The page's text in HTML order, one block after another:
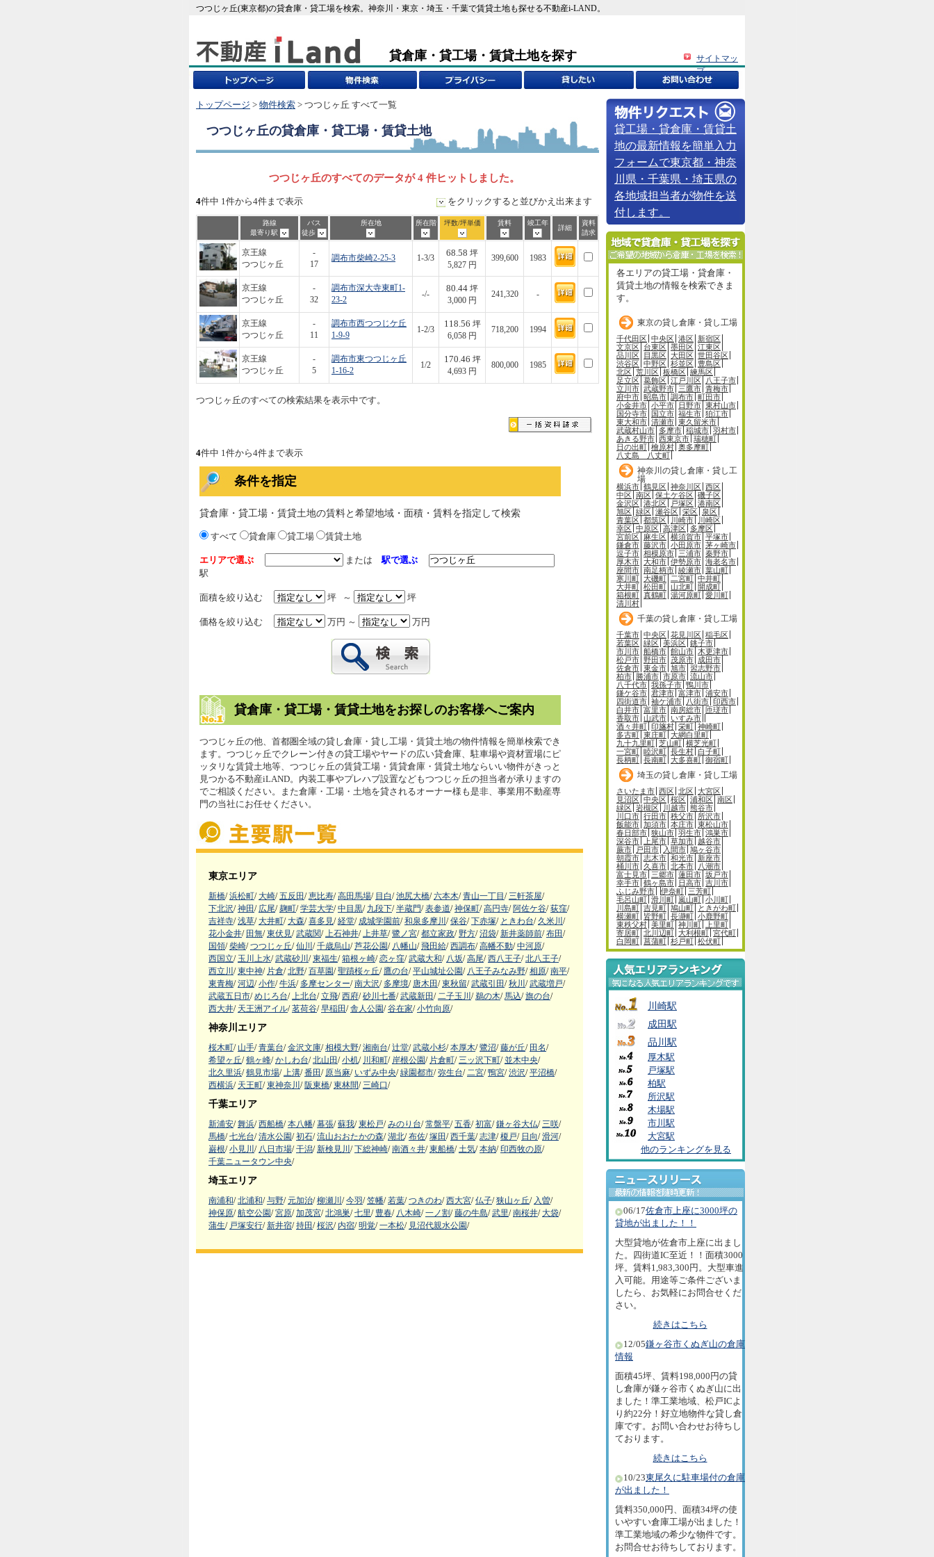
つつじヶ丘(東京都)の貸倉庫・貸工場を検索。神奈川・東京・埼玉・千葉で賃貸土地も探せる不動産i-LAND。
貸倉庫・貸工場・賃貸土地を探す
サイトマッ
プ
貸工場・貸倉庫・賃貸土
地の最新情報を簡単入力
フォームで東京都・神奈
川県・千葉県・埼玉県の
各地域担当者が物件を送
付します。
各エリアの貸工場・貸倉庫・
賃貸土地の情報を検索できま
す。
東京の貸し倉庫・貸し工場
千代田区 中央区 港区 新宿区
文京区 台東区 墨田区 江東区
品川区 目黒区 大田区 世田谷区
渋谷区 中野区 杉並区 豊島区
北区 荒川区 板橋区 練馬区
足立区 葛飾区 江戸川区
八王子市
立川市 武蔵野市 三鷹市 青梅市
府中市 昭島市 調布市 町田市
小金井市 小平市 日野市 東村山市
国分寺市
国立市 福生市 狛江市
東大和市 清瀬市 東久留米市
武蔵村山市 多摩市 稲城市 羽村市
あきる野市 西東京市 瑞穂町
日の出町 檜原村 奥多摩町
八丈島 八丈町
神奈川の貸し倉庫・貸し工
場
横浜市 鶴見区 神奈川区 西区
中区 南区 保土ケ谷区 磯子区
金沢区 港北区 戸塚区 港南区
旭区 緑区 瀬谷区 栄区 泉区
青葉区 都筑区 川崎市
川崎区
幸区 中原区 高津区 多摩区
宮前区 麻生区 横須賀市 平塚市
鎌倉市 藤沢市 小田原市 茅ヶ崎市
逗子市 相模原市 三浦市 秦野市
厚木市 大和市 伊勢原市 海老名市
座間市 南足柄市 綾瀬市 葉山町
寒川町 大磯町 二宮町 中井町
大井町 松田町 山北町 開成町
箱根町 真鶴町 湯河原町 愛川町
清川村
千葉の貸し倉庫・貸し工場
千葉市 中央区 花見川区 稲毛区
若葉区 緑区 美浜区 銚子市
市川市 船橋市 館山市 木更津市
松戸市 野田市 茂原市 成田市
佐倉市 東金市 旭市 習志野市
柏市 勝浦市 市原市 流山市
八千代市 我孫子市 鴨川市
鎌ケ谷市 君津市 富津市 浦安市
四街道市 袖ケ浦市 八街市 印西市
白井市 富里市 南房総市 匝瑳市
香取市 山武市 いすみ市
酒々井町 印旛村 栄町 神崎町
多古町 東庄町 大網白里町
九十九里町 芝山町 横芝光町
一宮町 睦沢町 長生村 白子町
長柄町 長南町 大多喜町 御宿町
埼玉の貸し倉庫・貸し工場
さいたま市 西区 北区 大宮区
見沼区 中央区 桜区 浦和区 南区
緑区 岩槻区 川越市 熊谷市
川口市 行田市 秩父市 所沢市
飯能市 加須市 本庄市 東松山市
春日部市 狭山市 羽生市 鴻巣市
深谷市
上尾市 草加市 越谷市
蕨市
戸田市 入間市 鳩ヶ谷市
朝霞市 志木市 和光市 新座市
桶川市 久喜市 北本市
八潮市
富士見市 三郷市 蓮田市 坂戸市
幸手市 鶴ヶ島市 日高市 吉川市
ふじみ野市
伊奈町 三芳町
毛呂山町 滑川町 嵐山町 小川町
川島町 吉見町 鳩山町
ときがわ町
横瀬町 皆野町 長瀞町 小鹿野町
東秩父村 美里町 神川町
上里町
寄居町 北川辺町 大利根町 宮代町
白岡町 菖蒲町 杉戸町 松伏町
川崎駅
成田駅
品川駅
厚木駅
戸塚駅
柏駅
所沢駅
木場駅
市川駅
大宮駅
他のランキングを見る
06/17佐倉市上座に3000坪の
貸地が出ました！！
大型貸地が佐倉市上座に出まし
た。四街道IC至近！！面積3000
坪。賃料1,983,300円。大型車進
入可能。用途等ご条件ございま
したら、お気軽にお問合せくだ
さい。
続きはこちら
12/05鎌ヶ谷市くぬぎ山の倉庫
情報
面積45坪、賃料198,000円の貸
し倉庫が鎌ヶ谷市くぬぎ山に出
ました！準工業地域、松戸ICよ
り約22分！好立地物件な貸し倉
庫です。お問い合わせお待ちし
ております。
続きはこちら
10/23東尾久に駐車場付の倉庫
が出ました！
賃料350,000円、面積34坪の使
いやすい倉庫工場が出ました！
準工業地域の希少な物件です。
お問合せお待ちしております。
トップページ > 物件検索 > つつじヶ丘 すべて一覧
つつじヶ丘の貸倉庫・貸工場・賃貸土地
つつじヶ丘のすべてのデータが 4 件ヒットしました。
4件中 1件から4件まで表示 をクリックすると並びかえ出来ます
路線
最寄り駅
バス
徒歩
所在地 所在階 坪数/坪単価 賃料 竣工年
詳細
資料
請求
京王線
つつじヶ丘
-
17
調布市柴崎2-25-3 1-3/3
68.58 坪
5,827 円
399,600 1983
京王線
つつじヶ丘
-
32
調布市深大寺東町1-
23-2
-/-
80.44 坪
3,000 円
241,320 -
京王線
つつじヶ丘
-
11
調布市西つつじケ丘
1-9-9
1-2/3
118.56 坪
6,058 円
718,200 1994
京王線
つつじヶ丘
-
5
調布市東つつじヶ丘
1-16-2
1/2
170.46 坪
4,693 円
800,000 1985
つつじヶ丘のすべての検索結果を表示中です。
4件中 1件から4件まで表示
条件を指定
貸倉庫・貸工場・賃貸土地の賃料と希望地域・面積・賃料を指定して検索
すべて 貸倉庫 貸工場 賃貸土地
エリアで選ぶ または駅で選ぶ
駅
面積を絞り込む 坪 ～ 坪
価格を絞り込む 万円 ～ 万円
貸倉庫・貸工場・賃貸土地をお探しのお客様へご案内
つつじヶ丘の他、首都圏全域の貸し倉庫・貸し工場・賃貸土地の物件情報を簡単検索でき
ます。つつじヶ丘でクレーン付きの貸工場やヤードの広い貸倉庫、駐車場や資材置場にピ
ッタリな賃貸土地等、つつじヶ丘の賃貸工場・賃貸倉庫・賃貸土地ならいい物件がきっと
見つかる不動産iLAND。内装工事やプレハブ設置などもつつじヶ丘の担当者が承りますの
でご相談ください。また倉庫・工場・土地を貸されるオーナー様も是非、事業用不動産専
門の当社にお任せください。
東京エリア
新橋/ 浜松町/ 大崎/ 五反田/ 恵比寿/ 高田馬場/ 目白/ 池尻大橋/ 六本木/ 青山一丁目/ 三軒茶屋/
下北沢/ 神田/ 広尾/ 麹町/ 学芸大学/ 中目黒/ 九段下/ 半蔵門/ 表参道/ 神保町/ 高円寺/ 阿佐ケ谷/ 荻窪/
吉祥寺/ 浅草/ 大井町/ 大森/ 喜多見/ 経堂/ 成城学園前/ 和泉多摩川 / 保谷/ 下赤塚/ ときわ台/ 久米川 /
花小金井/ 田無/ 東伏見/ 武蔵関/ 上石神井/ 上井草/ 鷺ノ宮/ 都立家政/ 野方/ 沼袋/ 新井薬師前/ 布田/
国領/ 柴崎/ つつじヶ丘/ 仙川 / 千歳烏山/ 芦花公園/ 八幡山/ 飛田給/ 西調布/ 高幡不動/ 中河原/
西国立/ 玉川上水/ 武蔵砂川 / 東福生/ 箱根ヶ崎/ 恋ヶ窪/ 武蔵大和/ 八坂/ 高尾/ 西八王子/ 北八王子/
西立川 / 東中神/ 片倉/ 北野/ 百草園/ 聖蹟桜ヶ丘/ 鷹の台/ 平山城址公園/ 八王子みなみ野/ 相原/ 南平/
東青梅/ 河辺/ 小作/ 牛浜/ 多摩センター/ 南大沢/ 多摩境/ 唐木田/ 東秋留/ 武蔵引田/ 秋川 / 武蔵増戸/
武蔵五日市/ めじろ台/ 上北台/ 立飛/ 西府/ 砂川七番/ 武蔵新田/ 二子玉川 / 鵜の木/ 馬込/ 旗の台/
西大井/ 天王洲アイル/ 茗荷谷/ 早稲田/ 舎人公園/ 谷在家/ 小竹向原/
神奈川エリア
桜木町/ 山手/ 青葉台/ 金沢文庫/ 相模大野/ 湘南台/ 辻堂/ 武蔵小杉/ 本厚木/ 鷺沼/ 藤が丘/ 田名/
希望ヶ丘/ 鶴ヶ峰/ かしわ台/ 北山田/ 小机/ 川和町/ 岸根公園/ 片倉町/ 三ッ沢下町/ 並木中央/
北久里浜/ 鶴見市場/ 上溝/ 番田/ 原当麻/ いずみ中央/ 緑園都市/ 弥生台/ 二宮/ 鴨宮/ 渋沢/ 平沼橋/
西横浜/ 天王町/ 東神奈川 / 阪東橋/ 東林間/ 三崎口/
千葉エリア
新浦安/ 舞浜/ 西船橋/ 本八幡/ 幕張/ 蘇我/ 東松戸/ みのり台/ 常盤平/ 五香/ 初富/ 鎌ヶ谷大仏/ 三咲/
馬橋/ 七光台/ 清水公園/ 初石/ 流山おおたかの森/ 湖北/ 布佐/ 塚田/ 西千葉/ 志津/ 榎戸/ 日向/ 滑河/
巌根/ 小見川 / 八日市場/ 干潟/ 新検見川 / 下総神崎/ 南酒々井/ 東船橋/ 土気/ 本納/ 印西牧の原/
千葉ニュータウン中央/
埼玉エリア
南浦和/ 北浦和/ 与野/ 元加治/ 柳瀬川 / 今羽/ 笠幡/ 若葉/ つきのわ/ 西大宮/ 仏子/ 狭山ヶ丘/ 入曽/
神保原/ 航空公園/ 宮原/ 加茂宮/ 北鴻巣/ 七里/ 豊春/ 八木崎/ 一ノ割/ 藤の牛島/ 武里/ 南桜井/ 大袋/
蒲生/ 戸塚安行/ 新井宿/ 持田/ 桜沢/ 内宿/ 明覚/ 一本松/ 見沼代親水公園/